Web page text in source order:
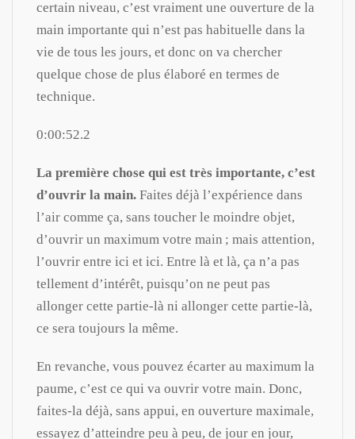
certain niveau, c’est vraiment une ouverture de la
main importante qui n’est pas habituelle dans la
vie de tous les jours, et donc on va chercher
quelque chose de plus élaboré en termes de
technique.
0:00:52.2
La première chose qui est très importante, c’est
d’ouvrir la main. Faites déjà l’expérience dans
l’air comme ça, sans toucher le moindre objet,
d’ouvrir un maximum votre main ; mais attention,
l’ouvrir entre ici et ici. Entre là et là, ça n’a pas
tellement d’intérêt, puisqu’on ne peut pas
allonger cette partie-là ni allonger cette partie-là,
ce sera toujours la même.
En revanche, vous pouvez écarter au maximum la
paume, c’est ce qui va ouvrir votre main. Donc,
faites-la déjà, sans appui, en ouverture maximale,
essayez d’atteindre peu à peu, de jour en jour,